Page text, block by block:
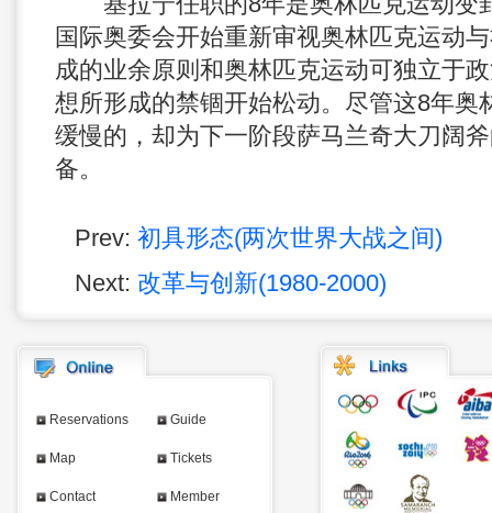
国际奥委会开始重新审视奥林匹克运动
成的业余原则和奥林匹克运动可独立于
想所形成的禁锢开始松动。尽管这8年奥
缓慢的，却为下一阶段萨马兰奇大刀阔
备。
Prev: 初具形态(两次世界大战之间)
Next: 改革与创新(1980-2000)
Reservations Guide
Map Tickets
Contact Member